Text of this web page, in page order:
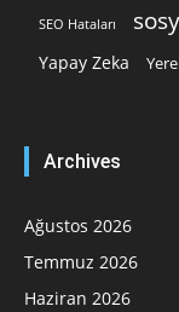
SEO Hataları
Yapay Zeka
Archives
Ağustos 2026
Temmuz 2026
Haziran 2026